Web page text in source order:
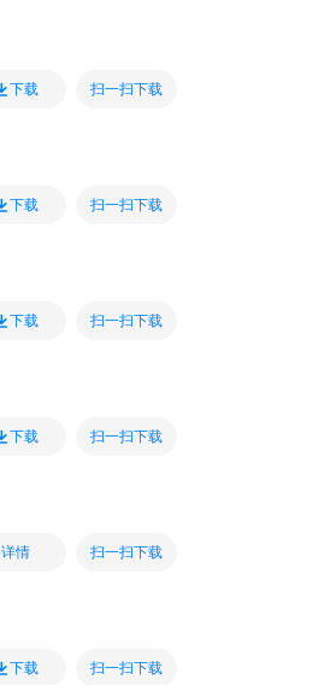
下载 扫一扫下载
下载 扫一扫下载
下载 扫一扫下载
下载 扫一扫下载
详情 扫一扫下载
下载 扫一扫下载